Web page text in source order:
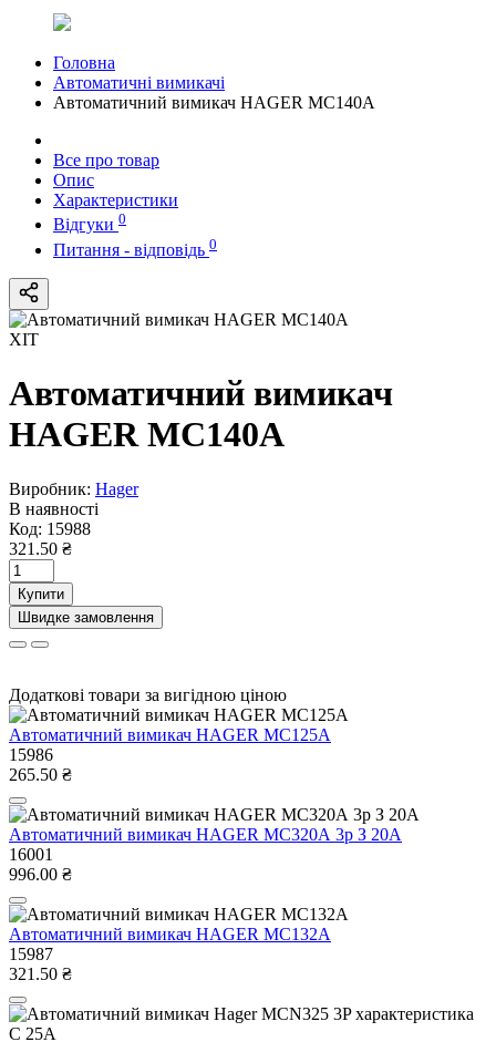
Головна
Автоматичні вимикачі
Автоматичний вимикач HAGER MC140A
Все про товар
Опис
Характеристики
Відгуки 0
Питання - відповідь 0
ХІТ
Автоматичний вимикач
HAGER MC140A
Виробник: Hager
В наявності
Код: 15988
321.50 ₴
Купити
Швидке замовлення
Додаткові товари за вигідною ціною
Автоматичний вимикач HAGER MC125A
15986
265.50 ₴
Автоматичний вимикач HAGER МС320А 3р З 20А
16001
996.00 ₴
Автоматичний вимикач HAGER MC132A
15987
321.50 ₴